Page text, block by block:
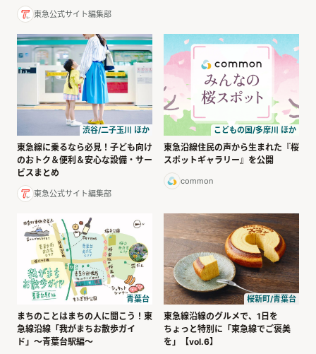
東急公式サイト編集部
渋谷/二子玉川 ほか
東急線に乗るなら必見！子ども向け
のおトク＆便利＆安心な設備・サー
ビスまとめ
東急公式サイト編集部
こどもの国/多摩川 ほか
東急沿線住民の声から生まれた『桜
スポットギャラリー』を公開
common
青葉台
まちのことはまちの人に聞こう！東
急線沿線「我がまちお散歩ガイ
ド」〜青葉台駅編〜
桜新町/青葉台
東急線沿線のグルメで、1日を
ちょっと特別に「東急線でご褒美
を」【vol.6】